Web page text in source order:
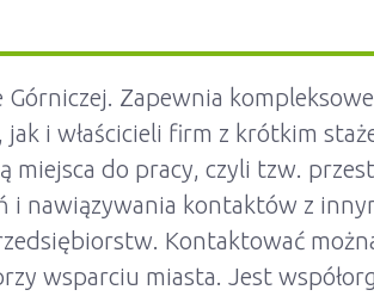
Zapewnia
i właścicieli firm z krótkim
miejsca do pracy, czyli tzw.
nawiązywania kontaktów z
Kontaktować
wsparciu miasta. Jest